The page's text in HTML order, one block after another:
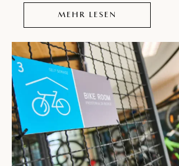
MEHR LESEN